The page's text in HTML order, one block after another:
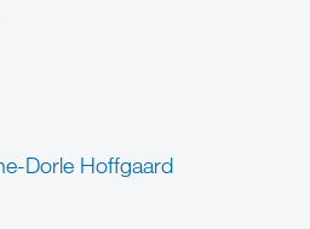
Dorle Hoffgaard